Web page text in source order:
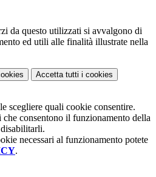
da questo utilizzati si avvalgono di
ed utili alle finalità illustrate nella
Accetta tutti i cookies
scegliere quali cookie consentire.
consentono il funzionamento della
necessari al funzionamento potete
.